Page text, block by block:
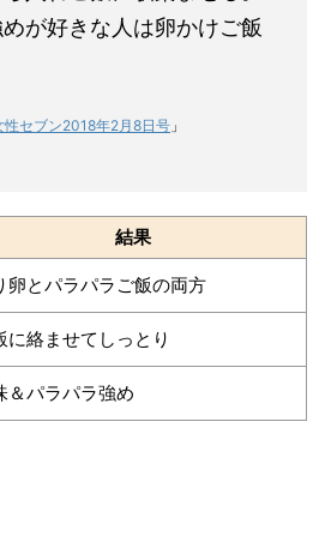
が好きな人は卵かけご飯
セブン2018年2月8日号 」
結果
卵とパラパラご飯の両方
に絡ませてしっとり
＆パラパラ強め